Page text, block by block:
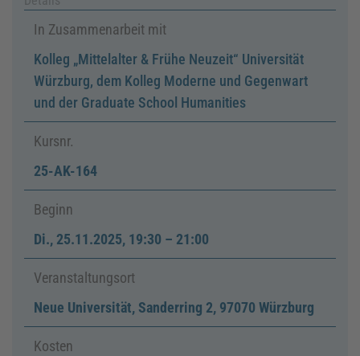
In Zusammenarbeit mit
Kolleg „Mittelalter & Frühe Neuzeit“ Universität
Würzburg, dem Kolleg Moderne und Gegenwart
und der Graduate School Humanities
Kursnr.
25-AK-164
Beginn
Di., 25.11.2025, 19:30 – 21:00
Veranstaltungsort
Neue Universität, Sanderring 2, 97070 Würzburg
Kosten